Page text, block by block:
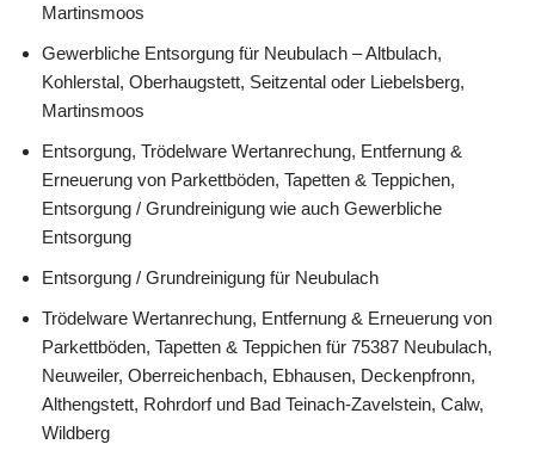
Martinsmoos
Gewerbliche Entsorgung für Neubulach – Altbulach,
Kohlerstal, Oberhaugstett, Seitzental oder Liebelsberg,
Martinsmoos
Entsorgung, Trödelware Wertanrechung, Entfernung &
Erneuerung von Parkettböden, Tapetten & Teppichen,
Entsorgung / Grundreinigung wie auch Gewerbliche
Entsorgung
Entsorgung / Grundreinigung für Neubulach
Trödelware Wertanrechung, Entfernung & Erneuerung von
Parkettböden, Tapetten & Teppichen für 75387 Neubulach,
Neuweiler, Oberreichenbach, Ebhausen, Deckenpfronn,
Althengstett, Rohrdorf und Bad Teinach-Zavelstein, Calw,
Wildberg